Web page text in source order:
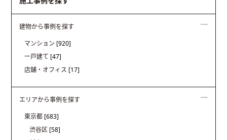
建物から事例を探す
マンション [920]
一戸建て [47]
店舗・オフィス [17]
エリアから事例を探す
東京都 [683]
渋谷区 [58]